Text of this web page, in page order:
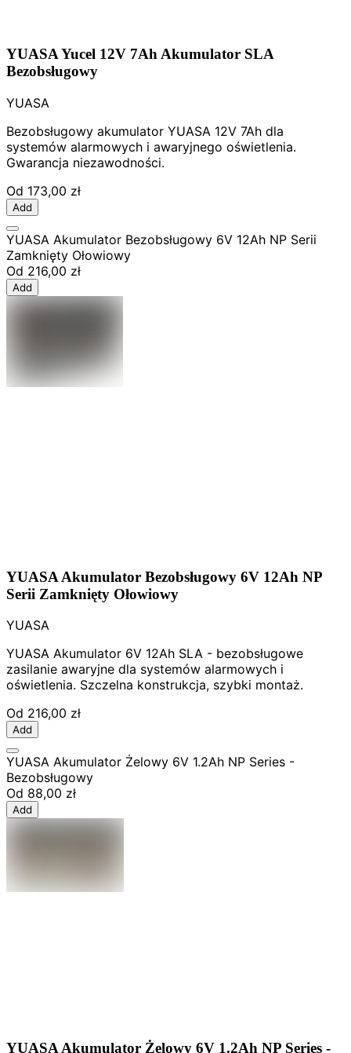
YUASA Yucel 12V 7Ah Akumulator SLA
Bezobsługowy
YUASA
Bezobsługowy akumulator YUASA 12V 7Ah dla
systemów alarmowych i awaryjnego oświetlenia.
Gwarancja niezawodności.
Od 173,00 zł
Add
YUASA Akumulator Bezobsługowy 6V 12Ah NP Serii
Zamknięty Ołowiowy
Od 216,00 zł
Add
YUASA Akumulator Bezobsługowy 6V 12Ah NP
Serii Zamknięty Ołowiowy
YUASA
YUASA Akumulator 6V 12Ah SLA - bezobsługowe
zasilanie awaryjne dla systemów alarmowych i
oświetlenia. Szczelna konstrukcja, szybki montaż.
Od 216,00 zł
Add
YUASA Akumulator Żelowy 6V 1.2Ah NP Series -
Bezobsługowy
Od 88,00 zł
Add
YUASA Akumulator Żelowy 6V 1.2Ah NP Series -